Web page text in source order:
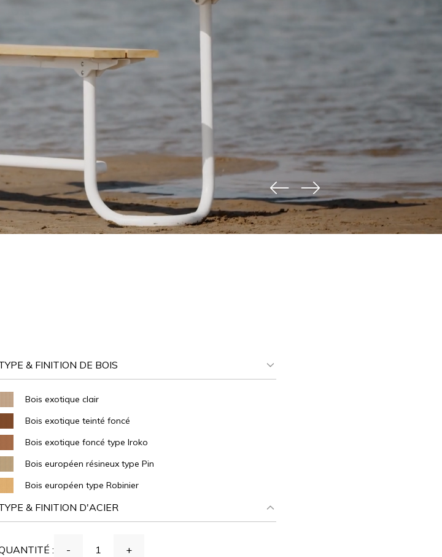
& FINITION DE BOIS
Bois exotique clair
Bois exotique teinté foncé
Bois exotique foncé type Iroko
Bois européen résineux type Pin
Bois européen type Robinier
& FINITION D'ACIER
: - 1 +